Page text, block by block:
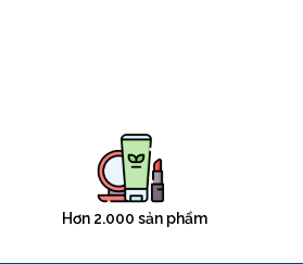
Hơn 2.000 sản phẩm